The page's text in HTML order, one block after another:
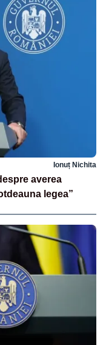
Ionuț Nichita
averea
legea”